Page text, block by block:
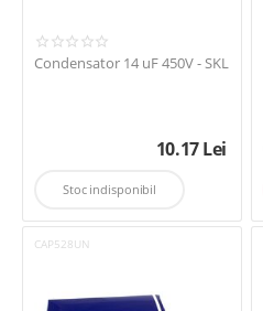
Condensator 14 uF 450V - SKL
10.17Lei
Stoc indisponibil
CAP528UN